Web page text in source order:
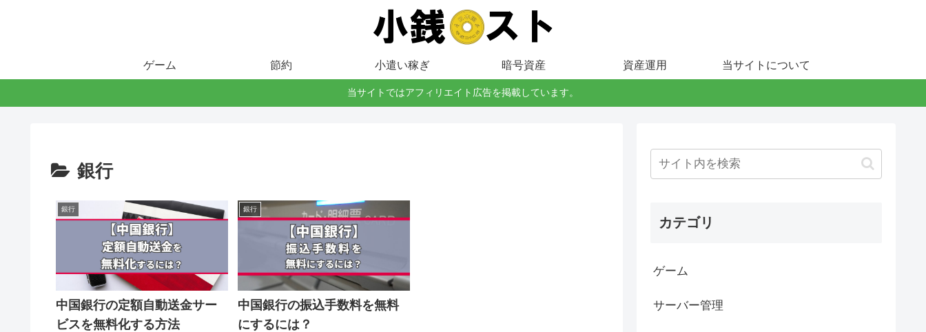
ゲーム 節約 小遣い稼ぎ 暗号資産 資産運用 当サイトについて
当サイトではアフィリエイト広告を掲載しています。
銀行
銀行
中国銀行の定額自動送金サー
ビスを無料化する方法
銀行
中国銀行の振込手数料を無料
にするには？
カテゴリ
ゲーム
サーバー管理